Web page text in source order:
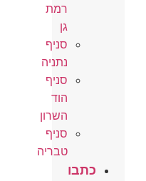
רמת
גן
סניף
נתניה
סניף
הוד
השרון
סניף
טבריה
כתבו